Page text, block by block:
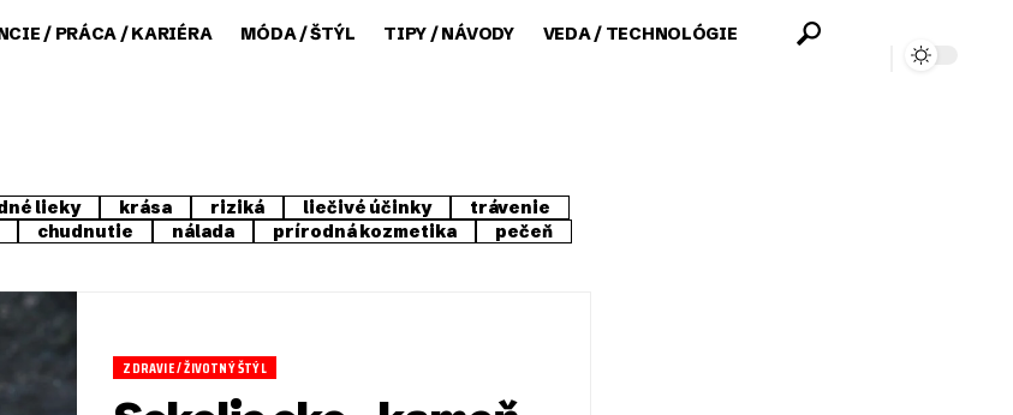
/ PRÁCA / KARIÉRA MÓDA / ŠTÝL TIPY / NÁVODY VEDA / TECHNOLÓGIE
lieky krása riziká liečivé účinky
trávenie
chudnutie nálada prírodná kozmetika
pečeň
ZDRAVIE / ŽIVOTNÝ ŠTÝL